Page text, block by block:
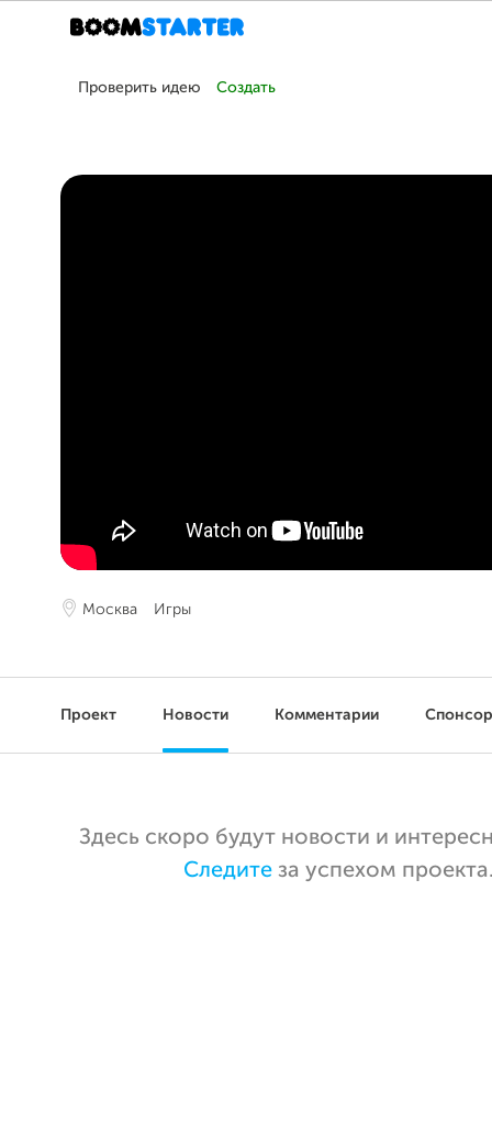
Проверить идею Создать
Москва Игры
Проект Новости Комментарии
Здесь скоро будут новости и
Следите за успехом